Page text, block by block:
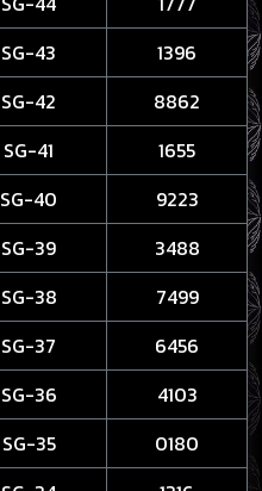
SG-43
1396
SG-42
8862
SG-41
1655
SG-40
9223
SG-39
3488
SG-38
7499
SG-37
6456
SG-36
4103
SG-35
0180